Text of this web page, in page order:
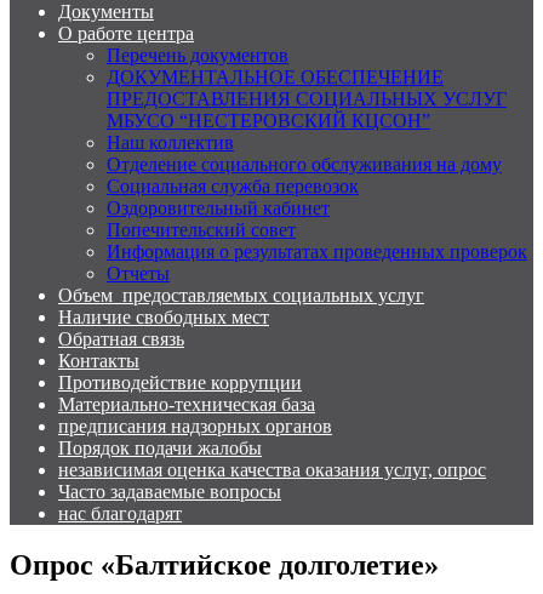
Документы
О работе центра
Перечень документов
ДОКУМЕНТАЛЬНОЕ ОБЕСПЕЧЕНИЕ
ПРЕДОСТАВЛЕНИЯ СОЦИАЛЬНЫХ УСЛУГ
МБУСО “НЕСТЕРОВСКИЙ КЦСОН”
Наш коллектив
Отделение социального обслуживания на дому
Социальная служба перевозок
Оздоровительный кабинет
Попечительский совет
Информация о результатах проведенных проверок
Отчеты
Объем предоставляемых социальных услуг
Наличие свободных мест
Обратная связь
Контакты
Противодействие коррупции
Материально-техническая база
предписания надзорных органов
Порядок подачи жалобы
независимая оценка качества оказания услуг, опрос
Часто задаваемые вопросы
нас благодарят
Опрос «Балтийское долголетие»